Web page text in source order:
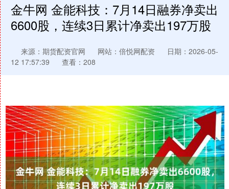
金牛网 金能科技：7月14日融券净卖出
6600股，连续3日累计净卖出197万股
来源：期货配资官网 网站：倍悦网配资
日期：2026-05-
12 17:57:39
查看：208